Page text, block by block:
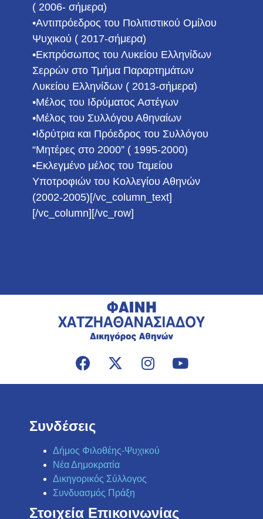
( 2006- σήμερα)
•Αντιπρόεδρος του Πολιτιστικού Ομίλου
Ψυχικού ( 2017-σήμερα)
•Εκπρόσωπος του Λυκείου Ελληνίδων
Σερρών στο Τμήμα Παραρτημάτων
Λυκείου Ελληνίδων ( 2013-σήμερα)
•Μέλος του Ιδρύματος Αστέγων
•Μέλος του Συλλόγου Αθηναίων
•Ιδρύτρια και Πρόεδρος του Συλλόγου
“Μητέρες στο 2000” ( 1995-2000)
•Εκλεγμένο μέλος του Ταμείου
Υποτροφιών του Κολλεγίου Αθηνών
(2002-2005)[/vc_column_text]
[/vc_column][/vc_row]
Συνδέσεις
Δήμος Φιλοθέης-Ψυχικού
Νέα Δημοκρατία
Δικηγορικός Σύλλογος
Συνδυασμός Πράξη
Στοιχεία Επικοινωνίας